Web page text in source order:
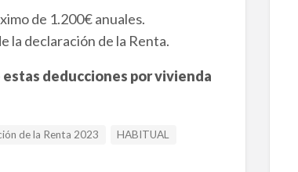
de 1.200€ anuales.
la declaración de la Renta.
deducciones por vivienda
de la Renta 2023
HABITUAL